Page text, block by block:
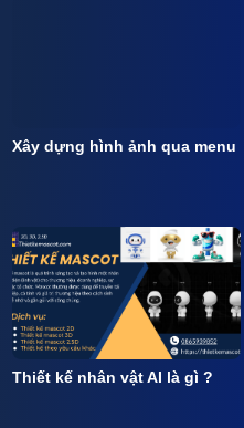
Xây dựng hình ảnh qua menu
Thiết kế nhân vật AI là gì ?